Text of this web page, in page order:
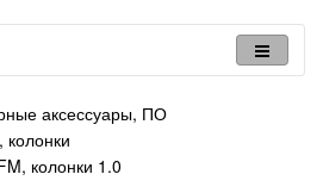
аксессуары, ПО
колонки
колонки 1.0